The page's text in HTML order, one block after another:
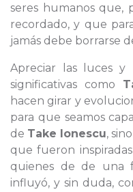
seres humanos que,
recordado, y que
jamás debe borrarse
Apreciar las luces y
significativas como
hacen girar y
para que seamos
de Take Ionescu,
que fueron
quienes de de una
influyó, y sin duda,